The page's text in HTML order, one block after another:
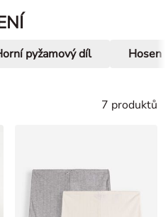
pyžamový díl Hosen
7 produktů